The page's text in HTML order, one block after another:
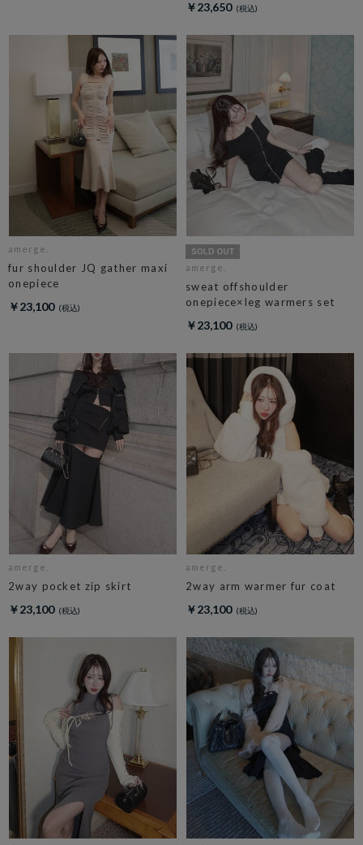
￥23,650
amerge.
fur shoulder JQ gather maxi
onepiece
￥23,100
amerge.
sweat offshoulder
onepiece×leg warmers set
￥23,100
amerge.
2way pocket zip skirt
￥23,100
amerge.
2way arm warmer fur coat
￥23,100